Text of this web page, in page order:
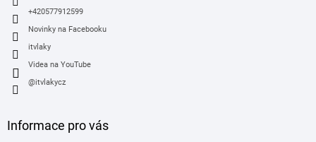
+420577912599
Novinky na Facebooku
itvlaky
Videa na YouTube
@itvlakycz
Informace pro vás